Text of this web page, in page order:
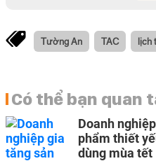
Tường An TAC lịch
Có thể bạn quan
Doanh
phẩm thiết
dùng mùa tết